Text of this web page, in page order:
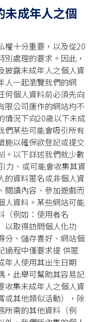
未成年人之個
權十分重要，以及從20
處理的要求。因此，
披露未成年人之個人資
人一起瀏覽我們的網
何個人資料前必須先向
限公司運作的網站均不
情況下向20歲以下未成
們某些可能會吸引所有
施以確保欲登記或提交
。以下詳述我們就少數
力、或可能會收集其資
的資料匿名或非個人資
閱讀內容、參加遊戲而
人資料。某些網站可能
（例如：使用者名
以取得訪問個人化功
分、儲存喜好、網站個
過程中僅要求提 供匿
年人使用其出生日期
，此舉可幫助其容易記
收集未成年人之個人資
或其他類似活動），除
所需的其他資料（例